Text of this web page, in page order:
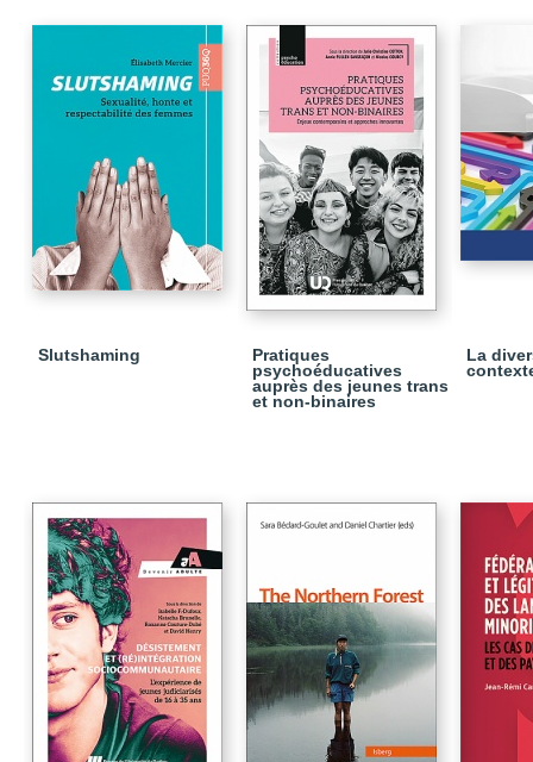
Slutshaming
Pratiques
psychoéducatives
auprès des jeunes trans
et non-binaires
La